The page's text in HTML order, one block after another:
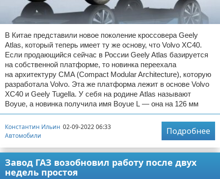
В Китае представили новое поколение кроссовера Geely
Atlas, который теперь имеет ту же основу, что Volvo XC40.
Если продающийся сейчас в России Geely Atlas базируется
на собственной платформе, то новинка переехала
на архитектуру CMA (Compact Modular Architecture), которую
разработала Volvo. Эта же платформа лежит в основе Volvo
XC40 и Geely Tugella. У себя на родине Atlas называют
Boyue, а новинка получила имя Boyue L — она на 126 мм
Константин Ильин 02-09-2022 06:33
Автомобили
Подробнее
Завод ГАЗ возобновил работу после двух
недель простоя